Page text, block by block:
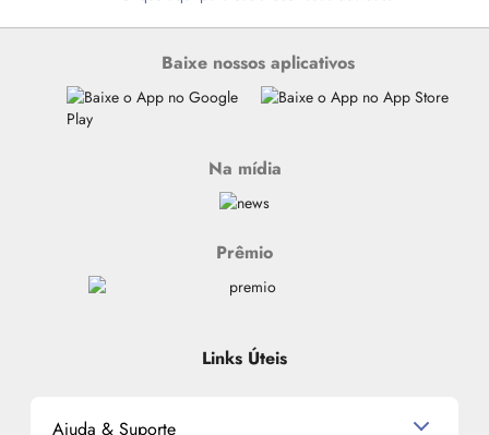
Baixe nossos aplicativos
Na mídia
Prêmio
Links Úteis
Ajuda & Suporte